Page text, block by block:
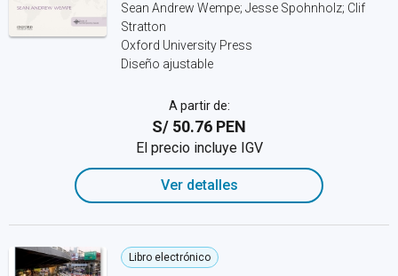
Sean Andrew Wempe; Jesse Spohnholz; Clif
Stratton
Oxford University Press
Diseño ajustable
A partir de:
S/ 50.76 PEN
El precio incluye IGV
Ver detalles
Libro electrónico